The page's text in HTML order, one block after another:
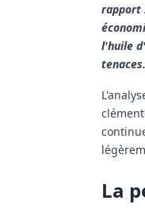
rapport
l'huile
tenaces.
La